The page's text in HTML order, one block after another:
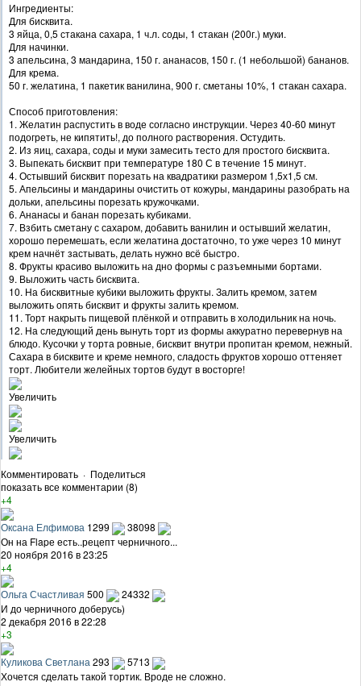
Ингредиенты:
Для бисквита.
3 яйца, 0,5 стакана сахара, 1 ч.л. соды, 1 стакан (200г.) муки.
Для начинки.
3 апельсина, 3 мандарина, 150 г. ананасов, 150 г. (1 небольшой) бананов.
Для крема.
50 г. желатина, 1 пакетик ванилина, 900 г. сметаны 10%, 1 стакан сахара.
Способ приготовления:
1. Желатин распустить в воде согласно инструкции. Через 40-60 минут
подогреть, не кипятить!, до полного растворения. Остудить.
2. Из яиц, сахара, соды и муки замесить тесто для простого бисквита.
3. Выпекать бисквит при температуре 180 С в течение 15 минут.
4. Остывший бисквит порезать на квадратики размером 1,5х1,5 см.
5. Апельсины и мандарины очистить от кожуры, мандарины разобрать на
дольки, апельсины порезать кружочками.
6. Ананасы и банан порезать кубиками.
7. Взбить сметану с сахаром, добавить ванилин и остывший желатин,
хорошо перемешать, если желатина достаточно, то уже через 10 минут
крем начнёт застывать, делать нужно всё быстро.
8. Фрукты красиво выложить на дно формы с разъемными бортами.
9. Выложить часть бисквита.
10. На бисквитные кубики выложить фрукты. Залить кремом, затем
выложить опять бисквит и фрукты залить кремом.
11. Торт накрыть пищевой плёнкой и отправить в холодильник на ночь.
12. На следующий день вынуть торт из формы аккуратно перевернув на
блюдо. Кусочки у торта ровные, бисквит внутри пропитан кремом, нежный.
Сахара в бисквите и креме немного, сладость фруктов хорошо оттеняет
торт. Любители желейных тортов будут в восторге!
Увеличить
Увеличить
Комментировать · Поделиться
показать все комментарии (8)
+4
Оксана Елфимова 1299
38098
Он на Flapе есть..рецепт черничного...
20 ноября 2016 в 23:25
+4
Ольга Счастливая 500
24332
И до черничного доберусь)
2 декабря 2016 в 22:28
+3
Куликова Светлана 293
5713
Хочется сделать такой тортик. Вроде не сложно.